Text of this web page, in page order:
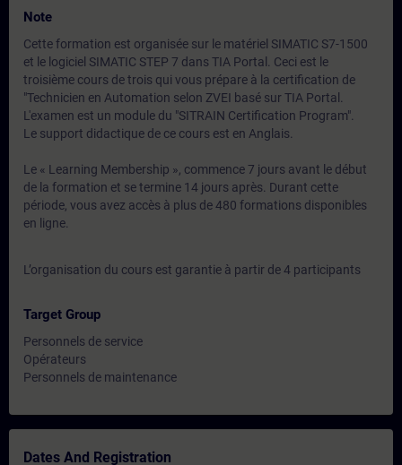
Note
Cette formation est organisée sur le matériel SIMATIC S7-1500
et le logiciel SIMATIC STEP 7 dans TIA Portal. Ceci est le
troisième cours de trois qui vous prépare à la certification de
"Technicien en Automation selon ZVEI basé sur TIA Portal.
L'examen est un module du "SITRAIN Certification Program".
Le support didactique de ce cours est en Anglais.
Le « Learning Membership », commence 7 jours avant le début
de la formation et se termine 14 jours après. Durant cette
période, vous avez accès à plus de 480 formations disponibles
en ligne.
L’organisation du cours est garantie à partir de 4 participants
Target Group
Personnels de service
Opérateurs
Personnels de maintenance
Dates And Registration